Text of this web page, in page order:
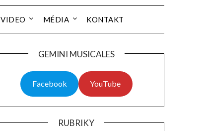
VIDEO MÉDIA KONTAKT
GEMINI MUSICALES
Facebook YouTube
RUBRIKY